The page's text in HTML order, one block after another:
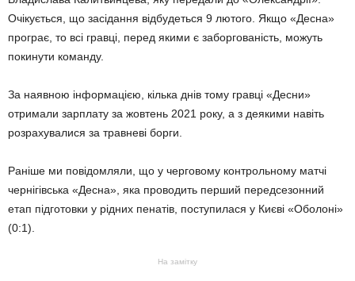
Очікується, що засідання відбудеться 9 лютого. Якщо «Десна»
програє, то всі гравці, перед якими є заборгованість, можуть
покинути команду.
За наявною інформацією, кілька днів тому гравці «Десни»
отримали зарплату за жовтень 2021 року, а з деякими навіть
розрахувалися за травневі борги.
Раніше ми повідомляли, що у черговому контрольному матчі
чернігівська «Десна», яка проводить перший передсезонний
етап підготовки у рідних пенатів, поступилася у Києві «Оболоні»
(0:1).
На замітку